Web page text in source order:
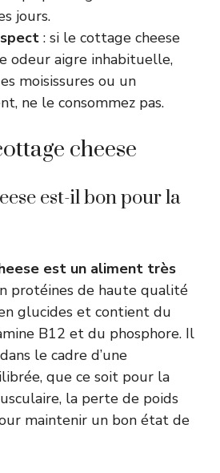
jours.
: si le cottage cheese
odeur aigre inhabituelle,
moisissures ou un
ne le consommez pas.
cheese
est-il bon pour la
est un aliment très
protéines de haute qualité
glucides et contient du
B12 et du phosphore. Il
le cadre d’une
que ce soit pour la
la perte de poids
maintenir un bon état de